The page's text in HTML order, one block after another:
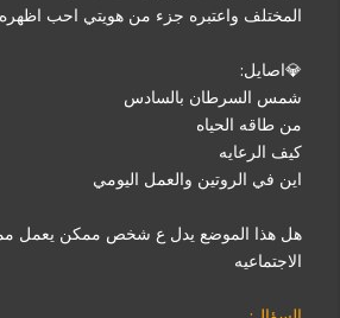
المختلف واعتبره جزء من هويتي احب
💎اصايل:
شمس السرطان بالسادس
من طاقه الحياه
كيف الرعايه
اين في الروتين والعمل اليومي
هل هذا الموضع يدل ع شخص ممكن يعمل
الاجتماعيه